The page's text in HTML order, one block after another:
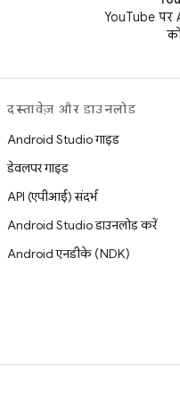
YouTube
दस्तावेज़ और डाउनलोड
Android Studio गाइड
डेवलपर गाइड
API (एपीआई) संदर्भ
Android Studio डाउनलोड करें
Android एनडीके (NDK)